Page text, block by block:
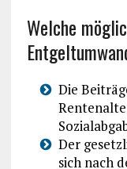
Welche
Die
Der
sich nach